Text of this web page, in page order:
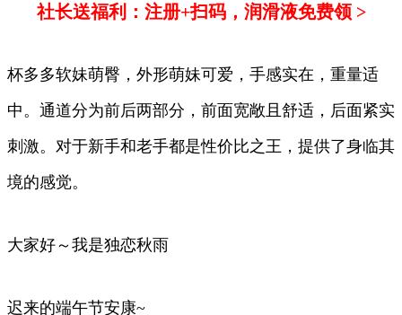
社长送福利：注册+扫码，润滑液免费领 >
杯多多软妹萌臀，外形萌妹可爱，手感实在，重量适
中。通道分为前后两部分，前面宽敞且舒适，后面紧实
刺激。对于新手和老手都是性价比之王，提供了身临其
境的感觉。
大家好～我是独恋秋雨
迟来的端午节安康~